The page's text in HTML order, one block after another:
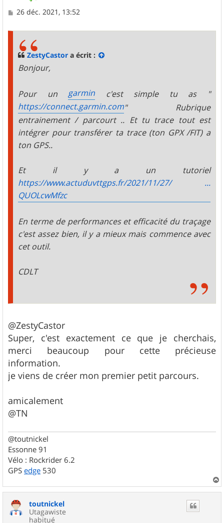
M
26 déc. 2021, 13:52
ZestyCastor a écrit :
Bonjour,
Pour ungarmin c'est simple tu as "
https://connect.garmin.com" Rubrique
entrainement / parcourt .. Et tu trace tout est
intégrer pour transférer ta trace (ton GPX /FIT) a
ton GPS..
Et il y a un tutoriel
https://www.actuduvttgps.fr/2021/11/27/ ...
QUOLcwMfzc
En terme de performances et efficacité du traçage
c'est assez bien, il y a mieux mais commence avec
cet outil.
CDLT
@ZestyCastor
Super, c'est exactement ce que je cherchais,
merci beaucoup pour cette précieuse
information.
je viens de créer mon premier petit parcours.
amicalement
@TN
@toutnickel
Essonne 91
Vélo : Rockrider 6.2
GPS edge 530
a
toutnickel
Utagawiste
habitué